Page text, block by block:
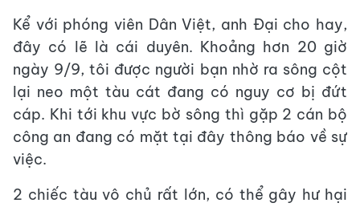
Kể với phóng viên Dân Việt, anh Đại cho hay,
đây có lẽ là cái duyên. Khoảng hơn 20 giờ
ngày 9/9, tôi được người bạn nhờ ra sông cột
lại neo một tàu cát đang có nguy cơ bị đứt
cáp. Khi tới khu vực bờ sông thì gặp 2 cán bộ
công an đang có mặt tại đây thông báo về sự
việc.
2 chiếc tàu vô chủ rất lớn, có thể gây hư hại